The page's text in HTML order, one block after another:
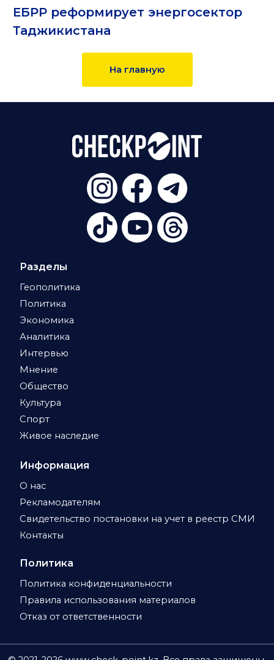
ЕБРР реформирует энергосектор
Таджикистана
На главную
Разделы
Геополитика
Политика
Экономика
Аналитика
Интервью
Мнение
Общество
Культура
Спорт
Живое наследие
Информация
О нас
Рекламодателям
Свидетельство постановки на учет в реестр СМИ
Контакты
Политика
Политика конфиденциальности
Правила использования материалов
Отказ от ответственности